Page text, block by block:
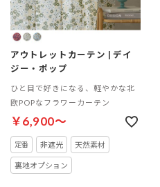
アウトレットカーテン | デイ
ジー・ポップ
ひと目で好きになる、軽やかな北
欧POPなフラワーカーテン
￥6,900～
非遮光 天然素材
裏地オプション